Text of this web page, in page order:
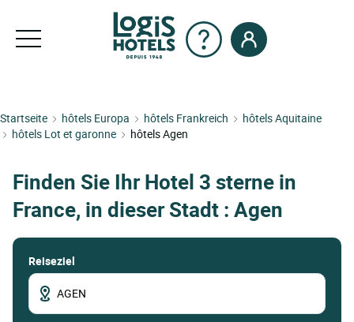
Startseite hôtels Europa hôtels Frankreich
hôtels Aquitaine
hôtels Lot et garonne
hôtels Agen
Finden Sie Ihr Hotel 3 sterne in
France, in dieser Stadt : Agen
Reiseziel